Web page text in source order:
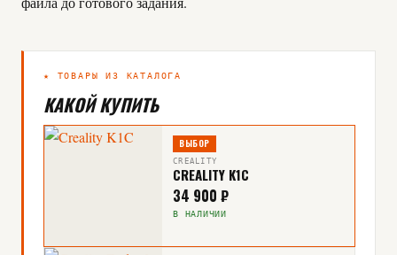
★ ТОВАРЫ ИЗ КАТАЛОГА
КАКОЙ КУПИТЬ
ВЫБОР
CREALITY
CREALITY K1C
34 900 ₽
В НАЛИЧИИ